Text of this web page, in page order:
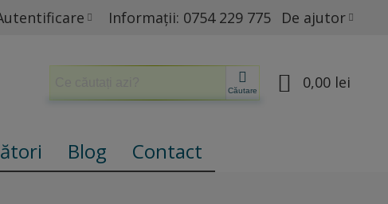
Informații: 0754 229 775 De ajutor
Căutare 0,00 lei
Blog Contact